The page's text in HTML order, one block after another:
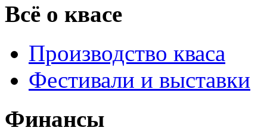
Всё о квасе
Производство кваса
Фестивали и выставки
Финансы